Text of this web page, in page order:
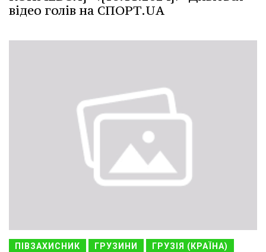
відео голів на СПОРТ.UA
ПІВЗАХИСНИК ГРУЗИНИ ГРУЗІЯ (КРАЇНА)